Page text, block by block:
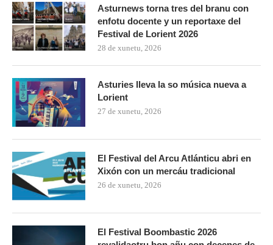
Asturnews torna tres del branu con
enfotu docente y un reportaxe del
Festival de Lorient 2026
28 de xunetu, 2026
Asturies lleva la so música nueva a
Lorient
27 de xunetu, 2026
El Festival del Arcu Atlánticu abri en
Xixón con un mercáu tradicional
26 de xunetu, 2026
El Festival Boombastic 2026